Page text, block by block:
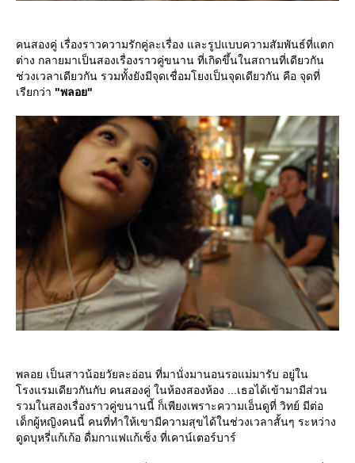
คนสองคู่ เรื่องราวความรักคู่ละเรื่อง และรูปแบบความสัมพันธ์ที่แตก
ต่าง กลายมาเป็นสองเรื่องราวคู่ขนาน ที่เกิดขึ้นในสถานที่เดียวกัน
ช่วงเวลาเดียวกัน รวมทั้งยังมีจุดเชื่อมโยงเป็นจุดเดียวกัน คือ จุดที่
เรียกว่า "พลอย"
พลอย เป็นสาวน้อยวัยละอ่อน ที่มานั่งมานอนรอแม่มารับ อยู่ใน
รงแรมเดียวกันกับ คนสองคู่ ในห้องสองห้อง ...เธอได้เข้ามามีส่วน
รวมในสองเรื่องราวคู่ขนานนี้ ก็เพียงเพราะความเอ็นดูที่ วิทย์ มีต่อ
เด็กผู้หญิงคนนี้ คนที่ทำให้เขามีความสุขได้ในช่วงเวลาสั้นๆ ระหว่าง
ดูดบุหรี่แก้เก้อ ดื่มกาแฟแก้เซ็ง ที่เคาน์เตอร์บาร์